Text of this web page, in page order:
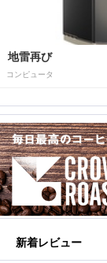
地雷再び
コンピュータ
新着レビュー